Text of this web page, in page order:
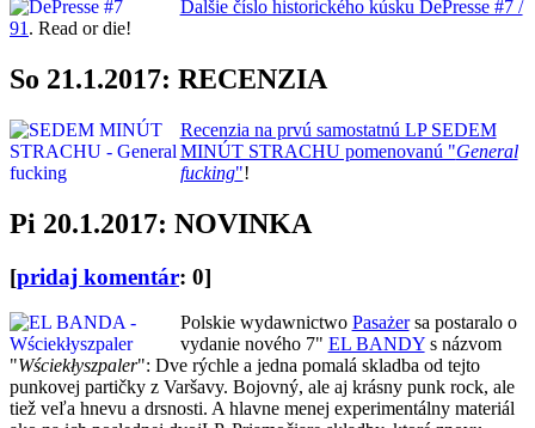
Ďalšie číslo historického kúsku DePresse #7 /
91 . Read or die!
So 21.1.2017: RECENZIA
Recenzia na prvú samostatnú LP SEDEM
MINÚT STRACHU pomenovanú "General
fucking"!
Pi 20.1.2017: NOVINKA
[pridaj komentár: 0]
Polskie wydawnictwo Pasażersa postaralo o
vydanie nového 7" EL BANDYs názvom
"Wściekłyszpaler": Dve rýchle a jedna pomalá skladba od tejto
punkovej partičky z Varšavy. Bojovný, ale aj krásny punk rock, ale
tiež veľa hnevu a drsnosti. A hlavne menej experimentálny materiál